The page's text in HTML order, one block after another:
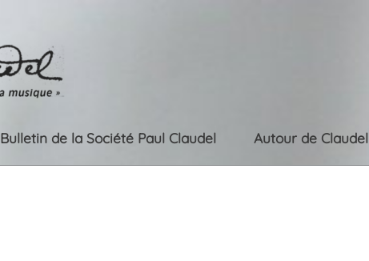
Bulletin de la Société Paul Claudel Autour de Claudel